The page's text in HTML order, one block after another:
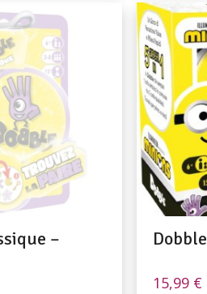
–
15,99 €